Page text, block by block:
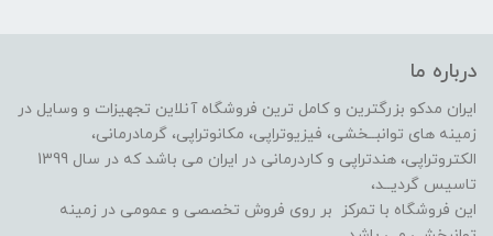
درباره ما
ایران مدکو بزرگترین و کامل ترین فروشگاه آنلاین تجهیزات و وسایل در
زمینه های توانبــخشی، فیزیوتراپی، مکانوتراپی، گرمادرمانی،
الکتروتراپی، هندتراپی و کاردرمانی در ایران می باشد که در سال 1399
تاسیس گردیــد،
این فروشگاه با تمرکز بر روی فروش تخصصی و عمومی در زمینه